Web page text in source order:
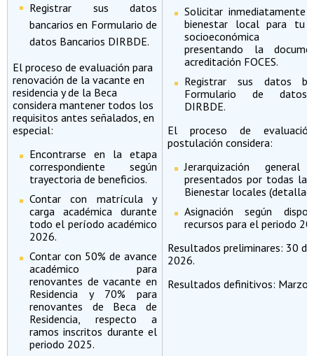
Registrar sus datos
bancarios en Formulario de
datos Bancarios DIRBDE.
El proceso de evaluación para
renovación de la vacante en
residencia y de la Beca
considera mantener todos los
requisitos antes señalados, en
especial:
Encontrarse en la etapa
correspondiente según
trayectoria de beneficios.
Contar con matrícula y
carga académica durante
todo el período académico
2026.
Contar con 50% de avance
académico para
renovantes de vacante en
Residencia y 70% para
renovantes de Beca de
Residencia, respecto a
ramos inscritos durante el
periodo 2025.
Solicitar inmediatamente
bienestar local para tu
socioeconómica
presentando la
acreditación FOCES.
Registrar sus datos
Formulario de datos
DIRBDE.
El proceso de
postulación considera:
Jerarquización
presentados por todas la
Bienestar locales
Asignación según
recursos para el periodo
Resultados preliminares: 30
2026.
Resultados definitivos: